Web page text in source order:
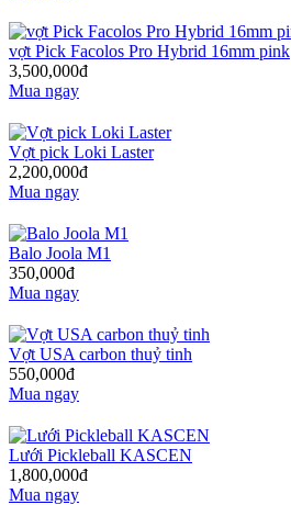
vợt Pick Facolos Pro Hybrid 16mm pink
3,500,000đ
Mua ngay
Vợt pick Loki Laster
2,200,000đ
Mua ngay
Balo Joola M1
350,000đ
Mua ngay
Vợt USA carbon thuỷ tinh
550,000đ
Mua ngay
Lưới Pickleball KASCEN
1,800,000đ
Mua ngay